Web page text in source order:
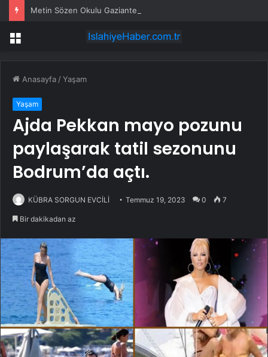
Menü
Anasayfa /Yaşam
Yaşam
Ajda Pekkan mayo pozunu
paylaşarak tatil sezonunu
Bodrum’da açtı.
KÜBRA SORGUN EVCİLİ Temmuz 19, 2023 0 7
Bir dakikadan az